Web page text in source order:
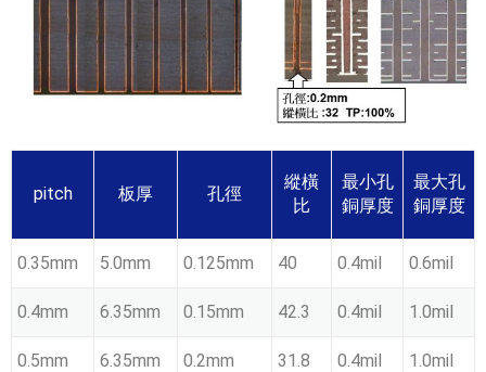
pitch 板厚 孔徑
縱橫
比
最小孔
銅厚度
最大孔
銅厚度
0.35mm 5.0mm 0.125mm 40 0.4mil 0.6mil
0.4mm 6.35mm 0.15mm 42.3 0.4mil 1.0mil
0.5mm 6.35mm 0.2mm 31.8 0.4mil 1.0mil